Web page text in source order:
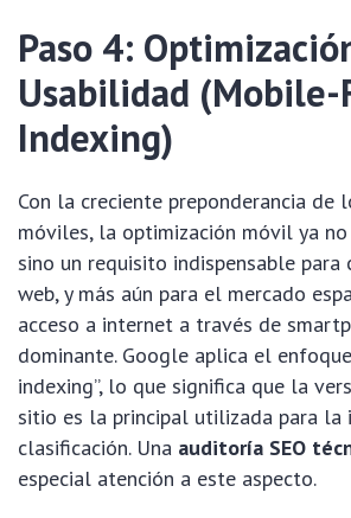
Paso 4:
Usabilidad
Indexing)
Con la creciente preponderancia de
móviles, la optimización móvil ya no
sino un requisito indispensable para
web, y más aún para el mercado
acceso a internet a través de
dominante. Google aplica el
indexing”, lo que significa que la
sitio es la principal utilizada para la
clasificación. Una auditoría SEO
especial atención a este aspecto.